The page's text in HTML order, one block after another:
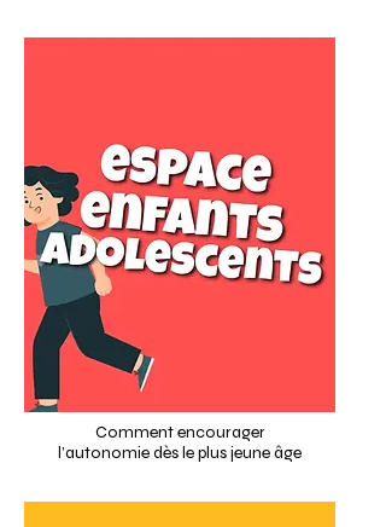
Comment encourager
l’autonomie dès le plus jeune âge